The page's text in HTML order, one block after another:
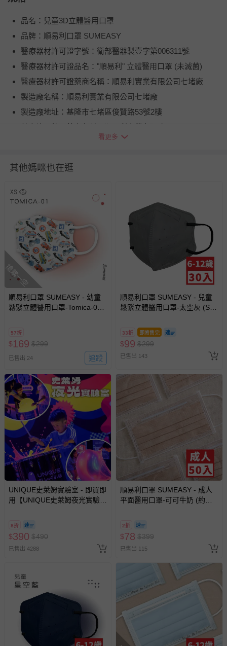
品名：兒童3D立體醫用口罩
品牌：順易利口罩 SUMEASY
醫療器材許可證字號：衛部醫器製壹字第006311號
醫療器材許可證品名："順易利" 立體醫用口罩 (未滅菌)
醫療器材許可證藥商名稱：順易利實業有限公司七堵廠
製造廠名稱：順易利實業有限公司七堵廠
製造廠地址：基隆市七堵區俊賢路53號2樓
藥商地址：臺北市大安區敦化南路一段205號7樓之5(實際營
藥商許可執照字號：北市衛藥販（安）字第6401026422號
產品製造日期：參見包裝
醫療器材廣告核准字號：衛部器廣字第10803016號
具量測功能產品之服務據點資訊：無
商品產地（國）：台灣
退換貨須知
您所購買的商品享有7天的鑑賞期／猶豫期權益，但此期間
並非試用期，您所退回的商品必須是未經使用的全新狀態，
包含完整包裝、配件、說明文件及贈品等。
瑕疵退換貨所產生的運費，將由媽咪愛負責處理，若非瑕疵
退貨，您可至『查詢訂單』>『已出貨』中查詢該筆訂單，
並點選『我要退貨』即可進行申請。若有相關退貨問題，請
LINE@客服ID: @mamilove
與服務，謝謝。
針對滿件折/滿額贈…等活動，如因部份退貨，而該訂單保
留商品未達活動門檻，將以原價計算，活動贈品亦需一併退
回。
部分商品依據消費者保護法的規定，不適用七天鑑賞期/猶
豫期範圍：
易於腐敗、保存期限較短或解約時即將逾期（例如生鮮
商品、食品等）。
客製化商品（例如客製生日書、姓名貼等）。
經消費者拆封之影音商品或電腦軟體（例如 DVD、CD
非以有形媒介提供之數位內容或一經提供即為完成之線
上服務，經消費者事先同意始提供（例如線上課程、遊
戲或活動點數等）。
已拆封之以下類型商品：
-個人衛生用品（例如尿布、貼身衣物、泳裝、襪子、地
-新生兒親膚衣物（嬰幼兒包巾與背巾、包屁衣、學習
看更多
其他媽咪也在逛
搶購一空
順易利口罩 SUMEASY - 幼童
鬆緊立體醫用口罩-Tomica-01
57折
$169 $299
已售出 24 追蹤
順易利口罩 SUMEASY - 兒童
鬆緊立體醫用口罩-太空灰 (S，
用)-30入
33折 即將售完
$99 $299
已售出 143
UNIQUE史萊姆實驗室 - 即買即
用【UNIQUE史萊姆夜光實驗室
訂單編號兌換，逾期作廢) (大
人小孩均一價(3歲以上需購票))
8折
$390 $490
已售出 4288
順易利口罩 SUMEASY - 成人
平面醫用口罩-可可牛奶 (約
2折
$78 $399
已售出 115